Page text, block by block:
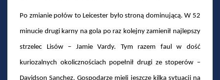
Po zmianie połów to Leicester było stroną dominującą. W 52
minucie drugi karny na gola po raz kolejny zamienił najlepszy
strzelec Lisów – Jamie Vardy. Tym razem faul w dość
kuriozalnych okolicznościach popełnił drugi ze stoperów –
Davidson Sanchez. Gospodarze mieli jeszcze kilka sytuacji na